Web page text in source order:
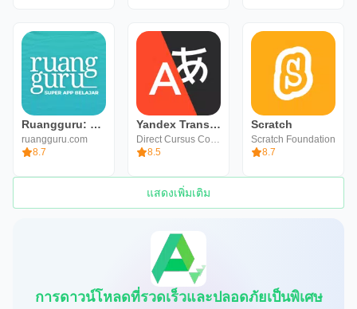
Ruangguru: Bimbel SD SMP SMA
ruangguru.com
8.7
Yandex Translate
Direct Cursus Computer Systems Trading LLC
8.5
Scratch
Scratch Foundation
8.7
แสดงเพิ่มเติม
การดาวน์โหลดที่รวดเร็วและปลอดภัยเป็นพิเศษ